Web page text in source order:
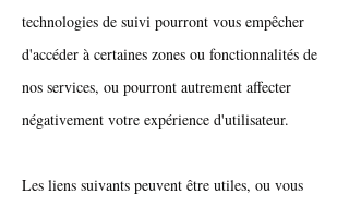
technologies de suivi pourront vous empêcher
d'accéder à certaines zones ou fonctionnalités de
nos services, ou pourront autrement affecter
négativement votre expérience d'utilisateur.
Les liens suivants peuvent être utiles, ou vous